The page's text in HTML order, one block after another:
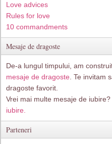
Love advices
Rules for love
10 commandments
Mesaje de dragoste
De-a lungul timpului, am
mesaje de dragoste . Te invitam
dragoste favorit.
Vrei mai multe mesaje de
iubire.
Parteneri